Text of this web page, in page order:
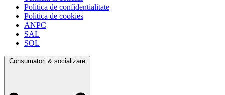
Politica de confidentialitate
Politica de cookies
ANPC
SAL
SOL
Consumatori & socializare